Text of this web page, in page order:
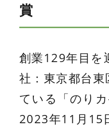
賞
創業129年目を
社：東京都台
ている「のり
2023年11月15